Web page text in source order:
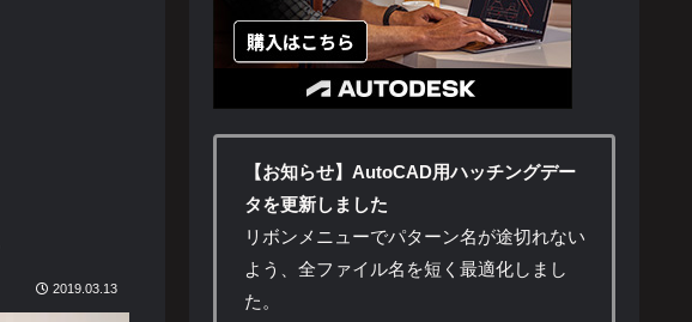
2019.03.13
【お知らせ】AutoCAD用ハッチングデー
タを更新しました
リボンメニューでパターン名が途切れない
よう、全ファイル名を短く最適化しまし
た。